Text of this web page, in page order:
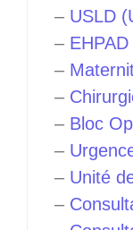
– USLD
–
–
–
– Bloc
–
– Unité
–